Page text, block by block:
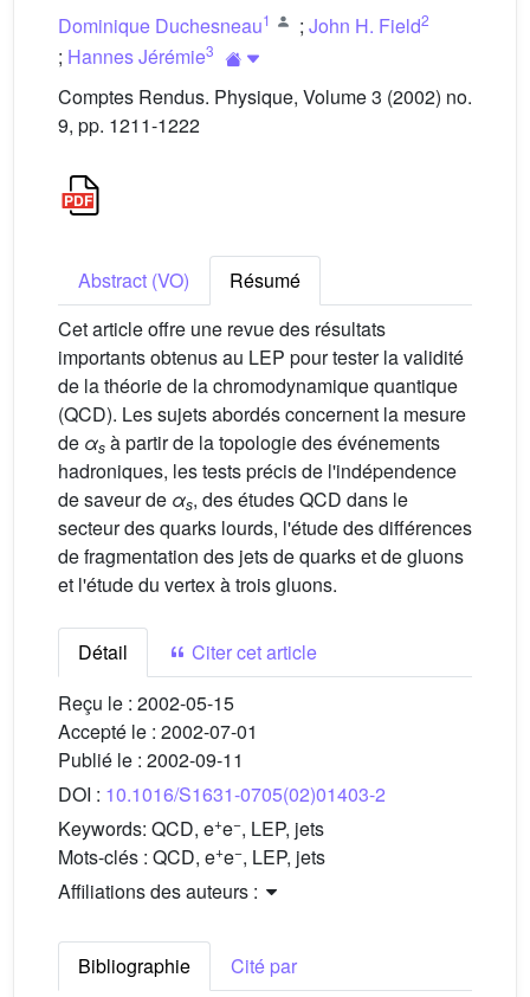
Dominique Duchesneau1 ; John H. Field2
; Hannes Jérémie3
Comptes Rendus. Physique, Volume 3 (2002) no.
9, pp. 1211-1222
Abstract (VO)
Résumé
Cet article offre une revue des résultats
importants obtenus au LEP pour tester la validité
de la théorie de la chromodynamique quantique
(QCD). Les sujets abordés concernent la mesure
de αs à partir de la topologie des événements
hadroniques, les tests précis de l'indépendence
de saveur de αs, des études QCD dans le
secteur des quarks lourds, l'étude des différences
de fragmentation des jets de quarks et de gluons
et l'étude du vertex à trois gluons.
Détail
Citer cet article
Reçu le : 2002-05-15
Accepté le : 2002-07-01
Publié le : 2002-09-11
DOI : 10.1016/S1631-0705(02)01403-2
Keywords: QCD, e+e−, LEP, jets
Mots-clés : QCD, e+e−, LEP, jets
Affiliations des auteurs :
Bibliographie
Cité par